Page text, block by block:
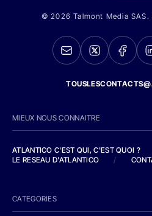
© 2026 Talmont Media
MIEUX NOUS CONNAITRE
ATLANTICO C'EST QUI, C'EST QUOI ?
LE RESEAU D'ATLANTICO
/
CATEGORIES